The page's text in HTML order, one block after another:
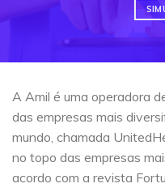
A Amil é uma operadora
das empresas mais
mundo, chamada
no topo das empresas
acordo com a revista